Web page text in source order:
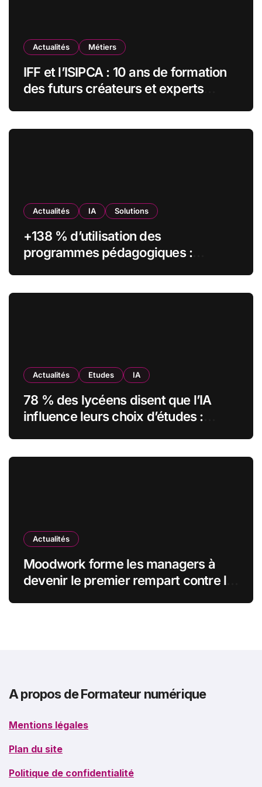
Actualités Métiers
IFF et l’ISIPCA : 10 ans de formation
des futurs créateurs et experts
Actualités IA Solutions
+138 % d’utilisation des
programmes pédagogiques :
Actualités Etudes IA
78 % des lycéens disent que l’IA
influence leurs choix d’études :
Actualités
Moodwork forme les managers à
devenir le premier rempart contre le
A propos de Formateur numérique
Mentions légales
Plan du site
Politique de confidentialité